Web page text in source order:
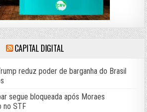
CAPITAL DIGITAL
reduz poder de barganha do Brasil
segue bloqueada após Moraes
no STF